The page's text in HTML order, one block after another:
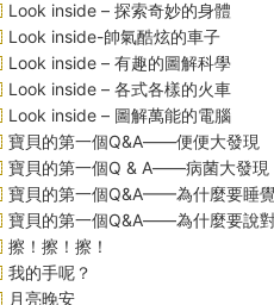
Look inside – 探索奇妙的身體
Look inside-帥氣酷炫的車子
Look inside – 有趣的圖解科學
Look inside – 各式各樣的火車
Look inside – 圖解萬能的電腦
寶貝的第一個Q&A――便便大發現
寶貝的第一個Q & A――病菌大發現
寶貝的第一個Q&A——為什麼要睡
寶貝的第一個Q&A――為什麼要說
擦！擦！擦！
我的手呢？
月亮晚安